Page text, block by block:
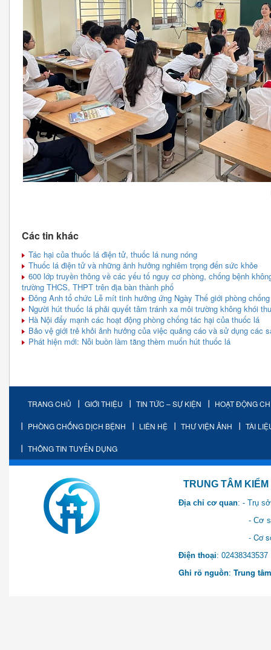
Các tin khác
Tác hại của thuốc lá điện tử, thuốc lá nung nóng
Thuốc lá điện tử và những ảnh hưởng nghiêm trọng đến sức khỏe
600 lớp truyền thông về các yếu tố nguy cơ phòng, chống bệnh
trường THCS, THPT trên địa bàn thành phố
Đông Anh tổ chức Lễ mít tinh hưởng ứng Ngày Thế giới phòng
Người hút thuốc lá phải quyết tâm tránh xa môi trường không khói
Hà Nội đẩy mạnh các hoạt động phòng chống tác hại của thuốc lá
Bảo vệ giới trẻ khỏi ảnh hưởng của việc quảng cáo và sử dụng các
Phát hiện mới: Nỗi buồn làm tăng thèm muốn hút thuốc lá
TRANG CHỦ GIỚI THIỆU TIN TỨC – SỰ KIỆN HOẠT ĐỘNG
PHÒNG CHỐNG DỊCH BỆNH LIÊN HỆ THƯ VIỆN ẢNH TÀI
THÔNG TIN TUYỂN DỤNG
TRUNG TÂM KIỂM SOÁT
Địa chỉ cơ quan: - Trụ
- Cơ sở 2: Khu Hành
- Cơ sở 3: Số 1 Ngõ 2
Điện thoại:
Ghi rõ nguồn: Trung